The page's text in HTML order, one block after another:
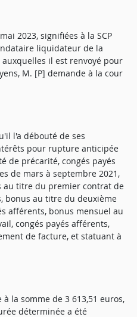
2023, signifiées à la SCP
liquidateur de la
il est renvoyé pour
M. [P] demande à la cour
l'a débouté de ses
pour rupture anticipée
de précarité, congés payés
de mars à septembre 2021,
au titre du premier contrat de
bonus au titre du deuxième
afférents, bonus mensuel au
congés payés afférents,
de facture, et statuant à
la somme de 3 613,51 euros,
déterminée a été